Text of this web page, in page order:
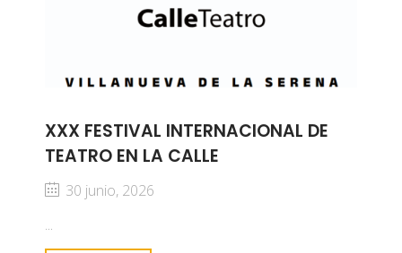
XXX FESTIVAL INTERNACIONAL DE
TEATRO EN LA CALLE
30 junio, 2026
...